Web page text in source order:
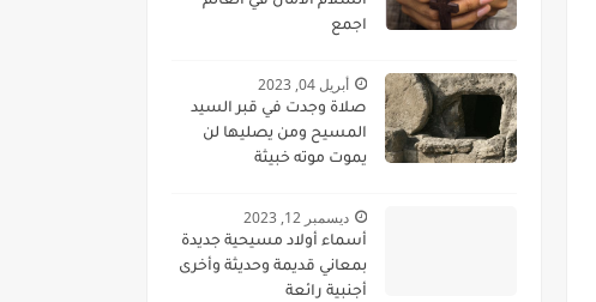
اجمع
أبريل 04, 2023
صلاة وجدت في قبر السيد
المسيح ومن يصليها لن
يموت موته خبيثة
ديسمبر 12, 2023
أسماء أولاد مسيحية جديدة
بمعاني قديمة وحديثة وأخرى
أجنبية رائعة